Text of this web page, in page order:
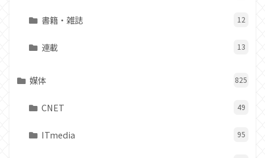
書籍・雑誌 12
連載 13
媒体 825
CNET 49
ITmedia 95